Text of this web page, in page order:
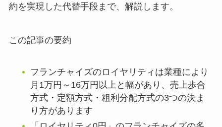
約を実現した代替手段まで、解説します。
この記事の要約
フランチャイズのロイヤリティは業種により
月1万円～16万円以上と幅があり、売上歩合
方式・定額方式・粗利分配方式の3つの決ま
り方があります